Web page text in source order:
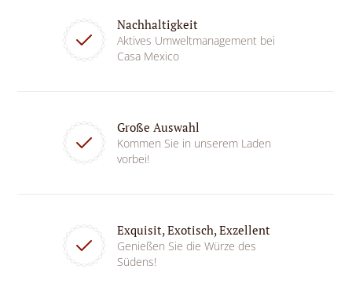
Nachhaltigkeit
Aktives Umweltmanagement bei
Casa Mexico
Große Auswahl
Kommen Sie in unserem Laden
vorbei!
Exquisit, Exotisch, Exzellent
Genießen Sie die Würze des
Südens!